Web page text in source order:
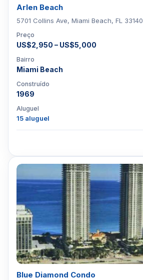
Arlen Beach
5701 Collins Ave, Miami Beach, FL 33140
Preço
US$2,950 – US$5,000
Bairro
Miami Beach
Construído
1969
Aluguel
15 aluguel
Blue Diamond Condo